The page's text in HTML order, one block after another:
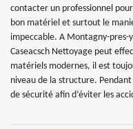
contacter un professionnel
bon matériel et surtout le
impeccable. A Montagny-pres-
Caseacsch Nettoyage peut
matériels modernes, il est
niveau de la structure.
de sécurité afin d’éviter les